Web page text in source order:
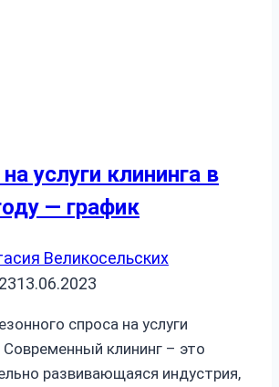
услуги клининга в
— график
Великосельских
13.06.2023
спроса на услуги
Современный клининг – это
развивающаяся индустрия,